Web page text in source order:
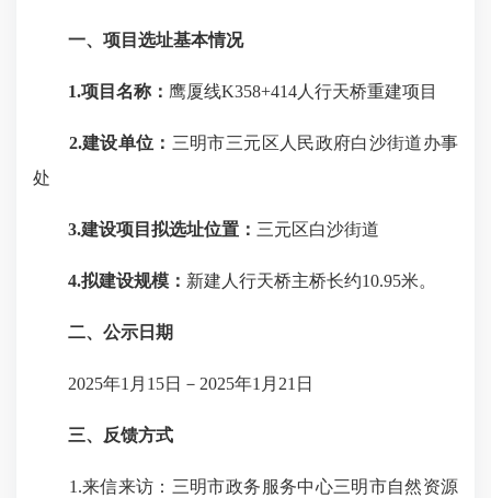
一、项目选址基本情况
1.项目名称： 鹰厦线K358+414人行天桥重建项目
2.建设单位： 三明市三元区人民政府白沙街道办事
处
3.建设项目拟选址位置： 三元区白沙街道
4.拟建设规模： 新建人行天桥主桥长约10.95米。
二、公示日期
2025年1月15日－2025年1月21日
三、反馈方式
1.来信来访：三明市政务服务中心三明市自然资源